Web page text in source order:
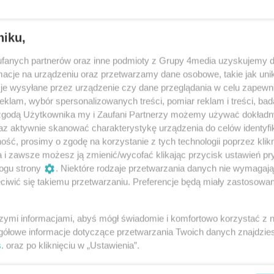
pokonali Effector Kielce 3:1 w meczu 7. kolejki
"Wojskowi" awansowali na pierwsze miejsce
otrzymał Artur Szalpuk.
King Wilki Morskie 75:65 (zapis relacji)
Basket Ligi koszykarze ROSY Radom
Wilków Morskich Szczecin 75:65.
Rosy okazał się po raz kolejny CJ
partnerów oraz inne podmioty z Grupy 4media uzyskujemy
na urządzeniu oraz przetwarzamy dane osobowe, takie jak
wysyłane przez urządzenie czy dane przeglądania w celu
wybór spersonalizowanych treści, pomiar reklam i treści,
Użytkownika my i Zaufani Partnerzy możemy używać
aktywnie skanować charakterystykę urządzenia do celów
prosimy o zgodę na korzystanie z tych technologii poprzez
i zawsze możesz ją zmienić/wycofać klikając przycisk ustawień
strony
. Niektóre rodzaje przetwarzania danych nie
się takiemu przetwarzaniu. Preferencje będą miały
informacjami, abyś mógł świadomie i komfortowo korzystać z
informacje dotyczące przetwarzania Twoich danych
. oraz po kliknięciu w „Ustawienia”.